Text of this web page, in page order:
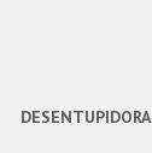
DESENTUPIDORA